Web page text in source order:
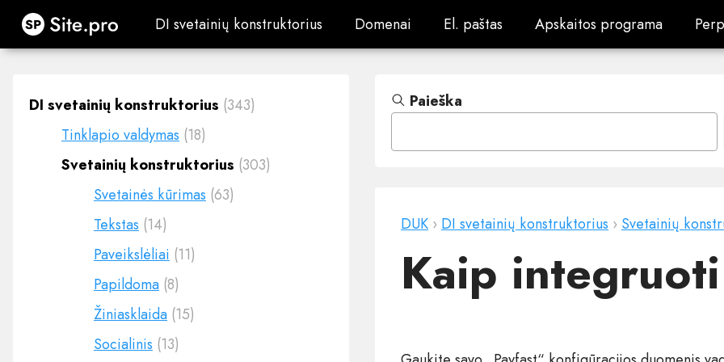
Site.pro DI svetainių konstruktorius
DI svetainių konstruktorius Domenai
Domenai El. paštas
El. paštas Apskaitos programa
Apskaitos programa
DI svetainių konstruktorius (343)
Tinklapio valdymas (18)
Svetainių konstruktorius (303)
Svetainės kūrimas (63)
Tekstas (14)
Paveikslėliai (11)
Papildoma (8)
Žiniasklaida (15)
Socialinis (13)
Paieška
DUK › DI svetainių konstruktorius › Svetainių
Kaip